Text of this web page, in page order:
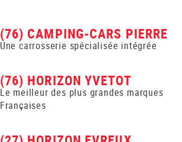
(76) CAMPING-CARS PIERRE
Une carrosserie spécialisée intégrée
(76) HORIZON YVETOT
Le meilleur des plus grandes marques
Françaises